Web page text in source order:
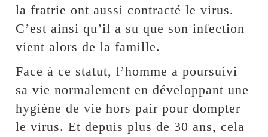
la fratrie ont aussi contracté le virus.
C’est ainsi qu’il a su que son infection
vient alors de la famille.
Face à ce statut, l’homme a poursuivi
sa vie normalement en développant une
hygiène de vie hors pair pour dompter
le virus. Et depuis plus de 30 ans, cela